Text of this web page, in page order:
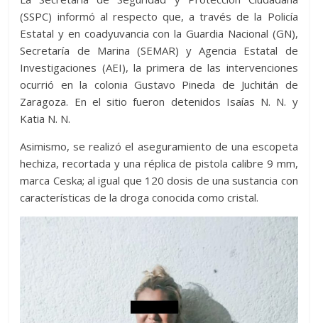
(SSPC) informó al respecto que, a través de la Policía
Estatal y en coadyuvancia con la Guardia Nacional (GN),
Secretaría de Marina (SEMAR) y Agencia Estatal de
Investigaciones (AEI), la primera de las intervenciones
ocurrió en la colonia Gustavo Pineda de Juchitán de
Zaragoza. En el sitio fueron detenidos Isaías N. N. y
Katia N. N.
Asimismo, se realizó el aseguramiento de una escopeta
hechiza, recortada y una réplica de pistola calibre 9 mm,
marca Ceska; al igual que 120 dosis de una sustancia con
características de la droga conocida como cristal.